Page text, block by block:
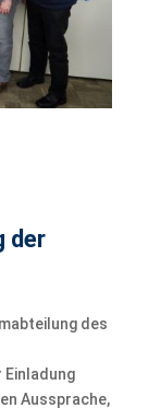
der
des
Aussprache,